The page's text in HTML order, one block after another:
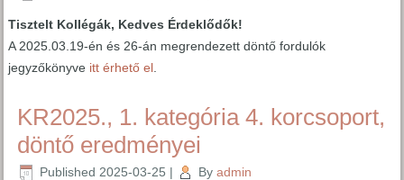
Tisztelt Kollégák, Kedves Érdeklődők!
A 2025.03.19-én és 26-án megrendezett döntő fordulók
jegyzőkönyve itt érhető el
KR2025., 1. kategória 4. korcsoport,
döntő eredményei
Published 2025-03-25 | By admin